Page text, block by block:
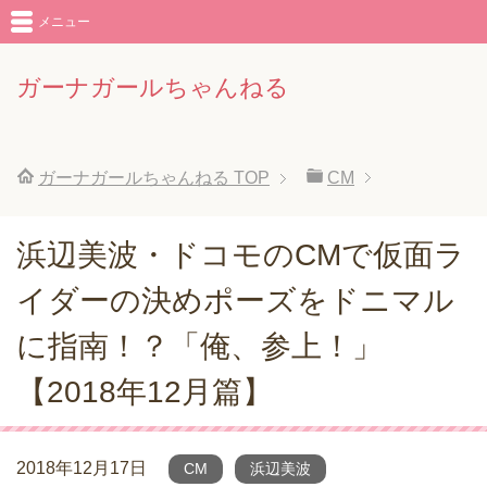
ガーナガールちゃんねる
メニュー
ガーナガールちゃんねる TOP CM
浜辺美波・ドコモのCMで仮面ラ
イダーの決めポーズをドニマル
に指南！？「俺、参上！」
【2018年12月篇】
2018年12月17日 CM 浜辺美波